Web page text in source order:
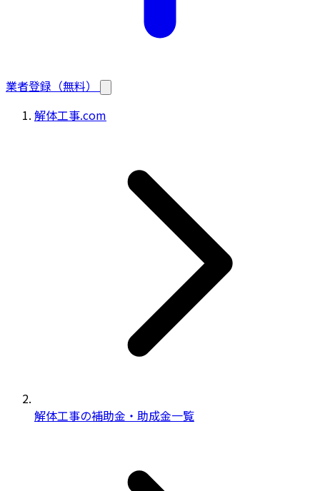
業者登録（無料）
解体工事.com
解体工事の補助金・助成金一覧